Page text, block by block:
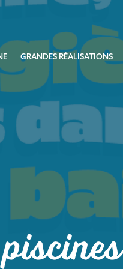
GRANDES RÉALISATIONS